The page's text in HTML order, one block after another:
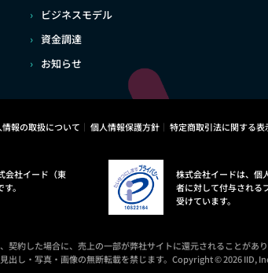
ビジネスモデル
資金調達
お知らせ
情報の取扱について 個人情報保護方針 特定商取引法に関する表
会社イード（東
。
株式会社イードは、個
者に対して付与される
受けています。
契約した場合に、売上の一部が弊社サイトに還元されることがあり
出し・写真・画像の無断転載を禁じます。Copyright © 2026 IID,